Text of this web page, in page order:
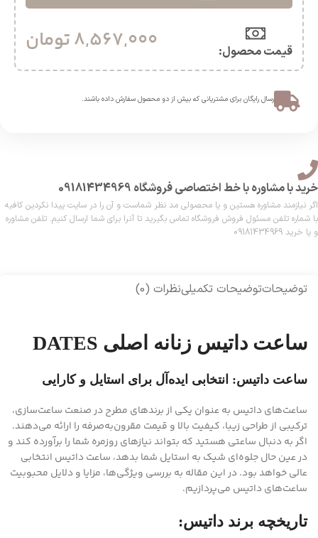
قیمت محصول:​ 8,567,000تومان
ارسال رایگان برای مشتریانی که بیش از دو محصول سفارش داده باشند.​
خرید با مشاوره با خط اختصاصی فروشگاه 09181434969
اگر نیازمند مشاوره هستین و یا محصولی مد نظر شماست و آن را در سایت پیدا نکردین کافیه
با شماره تلفن مسئول فروش فروشگاه تماس بگیرید تا آنرا برای شما ارسال کنیم. تلفن مشاوره
و یا خرید 09181434969
توضیحاتتوضیحات تکمیلینظرات (0)
ساعت داتیس زنانه اصلی DATES
ساعت داتیس: انتخابی ایده‌آل برای استایل و کارایی
ساعت‌های داتیس به عنوان یکی از برندهای مطرح در صنعت ساعت‌سازی،
ترکیبی از طراحی زیبا، کیفیت بالا و قیمت مقرون‌به‌صرفه را ارائه می‌دهند.
اگر به دنبال ساعتی هستید که بتواند نیازهای روزمره شما را برآورده کند و
در عین حال جلوه‌ای شیک به استایل شما بدهد، ساعت داتیس انتخابی
عالی خواهد بود. در این مقاله به بررسی ویژگی‌ها، مزایا و دلایل محبوبیت
ساعت‌های داتیس می‌پردازیم.
تاریخچه برند داتیس: